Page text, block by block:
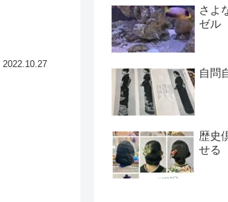
2022.10.27
さよ
ゼル
自問
歴史
せる